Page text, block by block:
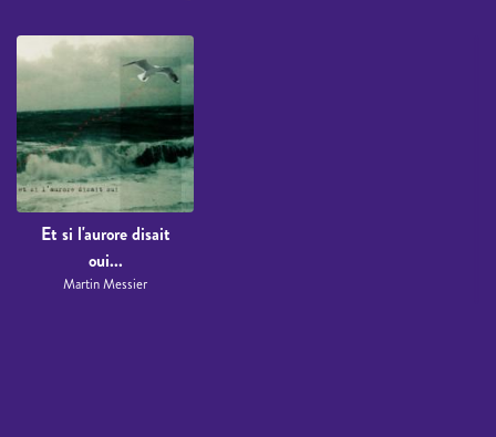
Et si l'aurore disait
oui...
Martin Messier